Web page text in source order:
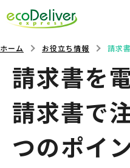
ホーム お役立ち情報 請求
請求書を
請求書で
つのポイ